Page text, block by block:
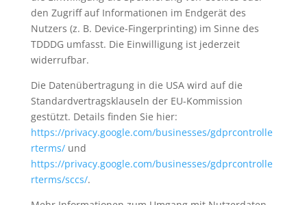
den Zugriff auf Informationen im Endgerät des
Nutzers (z. B. Device-Fingerprinting) im Sinne des
TDDDG umfasst. Die Einwilligung ist jederzeit
widerrufbar.
Die Datenübertragung in die USA wird auf die
Standardvertragsklauseln der EU-Kommission
gestützt. Details finden Sie hier:
https://privacy.google.com/businesses/gdprcontrolle
rterms/und
https://privacy.google.com/businesses/gdprcontrolle
rterms/sccs/.